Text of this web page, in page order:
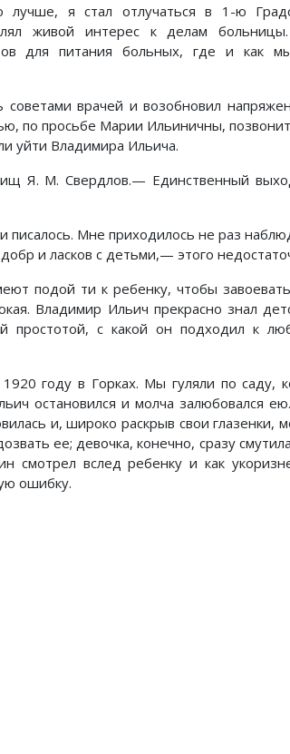
лучше, я стал отлучаться в 1-ю
живой интерес к делам
для питания больных, где и как
советами врачей и возобновил
по просьбе Марии Ильиничны,
уйти Владимира Ильича.
Я. М. Свердлов.— Единственный
писалось. Мне приходилось не раз
и ласков с детьми,— этого
подой ти к ребенку, чтобы
Владимир Ильич прекрасно знал
простотой, с какой он подходил к
году в Горках. Мы гуляли по саду,
остановился и молча залюбовался
и, широко раскрыв свои глазенки,
ее; девочка, конечно, сразу
смотрел вслед ребенку и как
ошибку.